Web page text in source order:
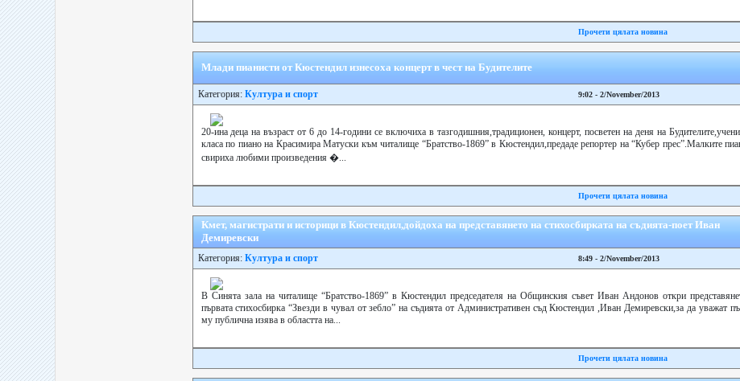
Прочети цялата новина
Млади пианисти от Кюстендил изнесоха концерт в чест на Будителите
Категория: Култура и спорт 9:02 - 2/November/2013
20-ина деца на възраст от 6 до 14-години се включиха в тазгодишния,традиционен, концерт, посветен на деня на
класа по пиано на Красимира Матуски към читалище “Братство-1869” в Кюстендил,предаде репортер на “Кубер прес”.Малките
свириха любими произведения �...
Прочети цялата новина
Кмет, магистрати и историци в Кюстендил,дойдоха на представянето на стихосбирката на съдията-поет Иван
Демиревски
Категория: Култура и спорт 8:49 - 2/November/2013
В Синята зала на читалище “Братство-1869” в Кюстендил председателя на Общинския съвет Иван Андонов откри
първата стихосбирка “Звезди в чувал от зебло” на съдията от Административен съд Кюстендил ,Иван Демиревски,за да уважат
му публична изява в областта на...
Прочети цялата новина